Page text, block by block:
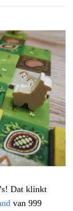
Dat klinkt
van 999